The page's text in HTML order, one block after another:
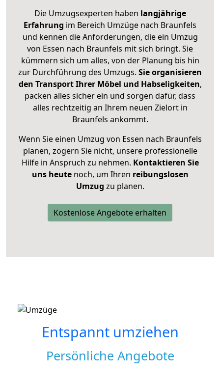
Die Umzugsexperten haben langjährige
Erfahrung im Bereich Umzüge nach Braunfels
und kennen die Anforderungen, die ein Umzug
von Essen nach Braunfels mit sich bringt. Sie
kümmern sich um alles, von der Planung bis hin
zur Durchführung des Umzugs. Sie organisieren
den Transport Ihrer Möbel und Habseligkeiten,
packen alles sicher ein und sorgen dafür, dass
alles rechtzeitig an Ihrem neuen Zielort in
Braunfels ankommt.
Wenn Sie einen Umzug von Essen nach Braunfels
planen, zögern Sie nicht, unsere professionelle
Hilfe in Anspruch zu nehmen. Kontaktieren Sie
uns heutenoch, um Ihren reibungslosen
Umzug zu planen.
Kostenlose Angebote erhalten
Entspannt umziehen
Persönliche Angebote